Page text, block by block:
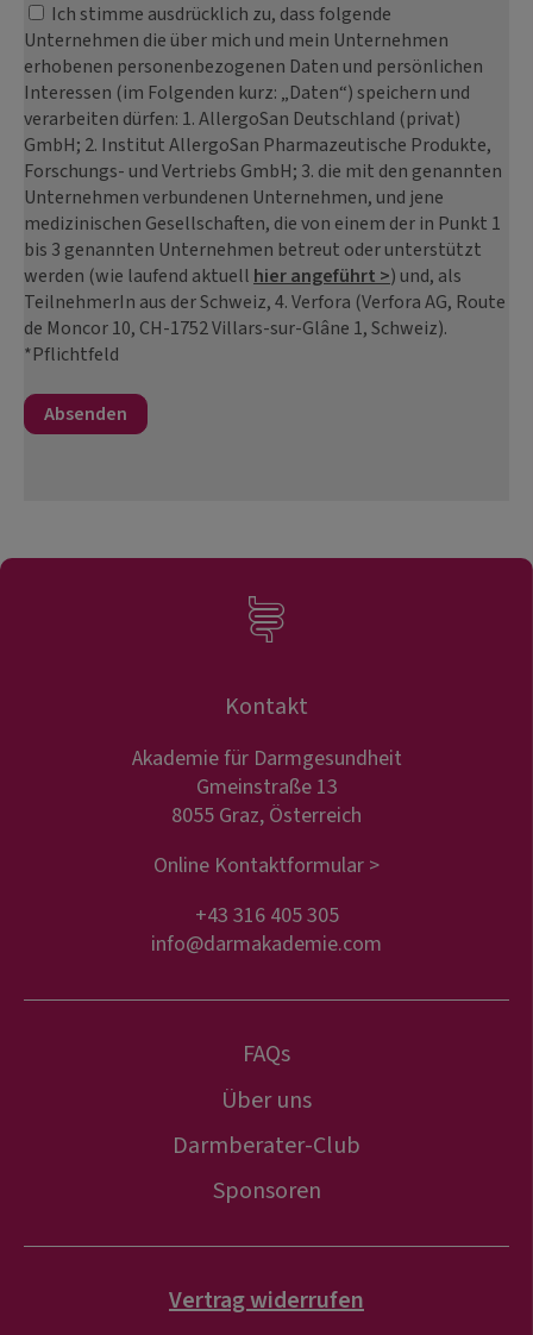
Ich stimme ausdrücklich zu, dass folgende
Unternehmen die über mich und mein Unternehmen
erhobenen personenbezogenen Daten und persönlichen
Interessen (im Folgenden kurz: „Daten“) speichern und
verarbeiten dürfen: 1. AllergoSan Deutschland (privat)
GmbH; 2. Institut AllergoSan Pharmazeutische Produkte,
Forschungs- und Vertriebs GmbH; 3. die mit den genannten
Unternehmen verbundenen Unternehmen, und jene
medizinischen Gesellschaften, die von einem der in Punkt 1
bis 3 genannten Unternehmen betreut oder unterstützt
werden (wie laufend aktuell hier angeführt >) und, als
TeilnehmerIn aus der Schweiz, 4. Verfora (Verfora AG, Route
de Moncor 10, CH-1752 Villars-sur-Glâne 1, Schweiz).
*Pflichtfeld
Kontakt
Akademie für Darmgesundheit
Gmeinstraße 13
8055 Graz, Österreich
Online Kontaktformular >
+43 316 405 305
info@darmakademie.com
FAQs
Über uns
Darmberater-Club
Sponsoren
Vertrag widerrufen